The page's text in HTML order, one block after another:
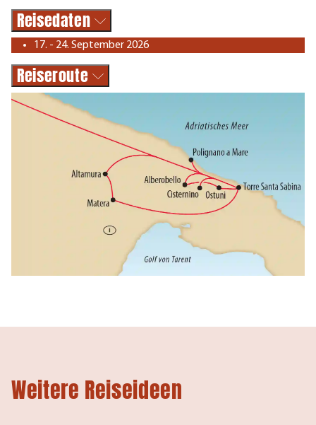
Reisedaten
17. - 24. September 2026
Reiseroute
Weitere Reiseideen